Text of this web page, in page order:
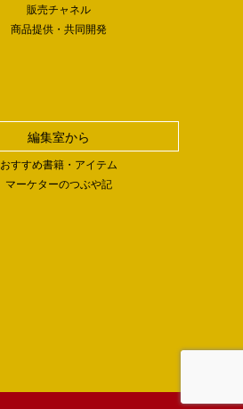
販売チャネル
商品提供・共同開発
編集室から
おすすめ書籍・アイテム
マーケターのつぶや記